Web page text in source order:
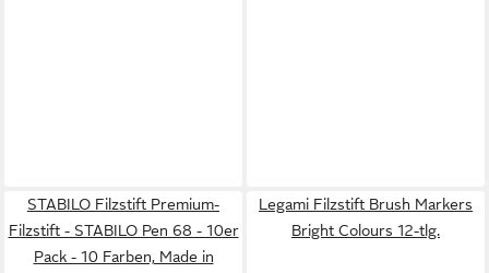
STABILO Filzstift Premium-
Filzstift - STABILO Pen 68 - 10er
Pack - 10 Farben, Made in
Legami Filzstift Brush Markers
Bright Colours 12-tlg.